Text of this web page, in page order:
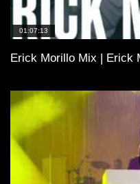
01:07:13
Erick Morillo Mix | Erick